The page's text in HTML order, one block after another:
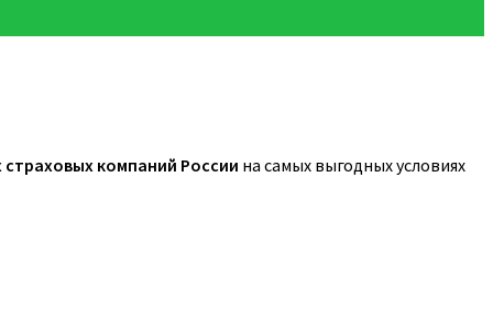
страховых компаний России на самых выгодных условиях